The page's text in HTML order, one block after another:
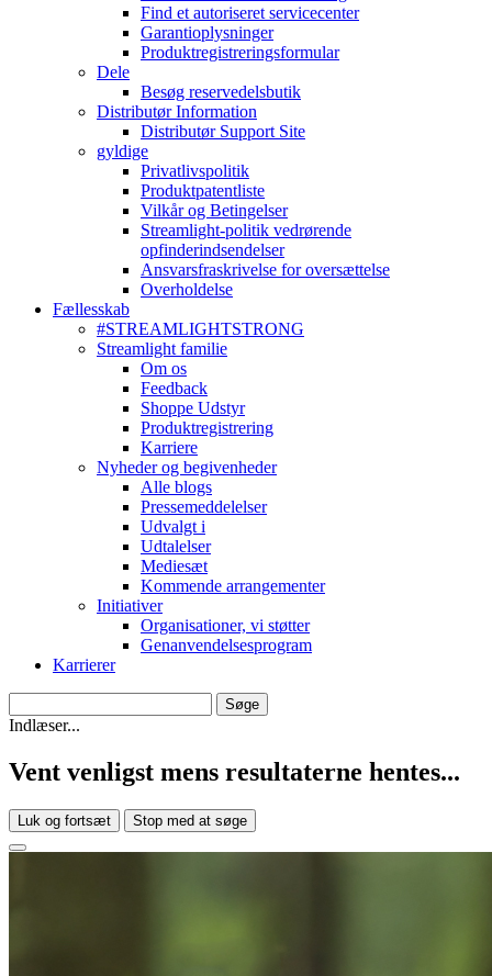
Find et autoriseret servicecenter
Garantioplysninger
Produktregistreringsformular
Dele
Besøg reservedelsbutik
Distributør Information
Distributør Support Site
gyldige
Privatlivspolitik
Produktpatentliste
Vilkår og Betingelser
Streamlight-politik vedrørende
opfinderindsendelser
Ansvarsfraskrivelse for oversættelse
Overholdelse
Fællesskab
#STREAMLIGHTSTRONG
Streamlight familie
Om os
Feedback
Shoppe Udstyr
Produktregistrering
Karriere
Nyheder og begivenheder
Alle blogs
Pressemeddelelser
Udvalgt i
Udtalelser
Mediesæt
Kommende arrangementer
Initiativer
Organisationer, vi støtter
Genanvendelsesprogram
Karrierer
Indlæser...
Vent venligst mens resultaterne hentes...
Luk og fortsæt Stop med at søge